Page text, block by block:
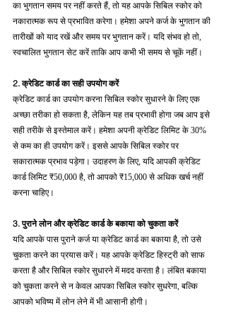
का भुगतान समय पर नहीं करते हैं, तो यह आपके सिबिल स्कोर को
नकारात्मक रूप से प्रभावित करेगा। हमेशा अपने कर्ज के भुगतान की
तारीखों को याद रखें और समय पर भुगतान करें। यदि संभव हो तो,
स्वचालित भुगतान सेट करें ताकि आप कभी भी समय से चूकें नहीं।
2. क्रेडिट कार्ड का सही उपयोग करें
क्रेडिट कार्ड का उपयोग करना सिबिल स्कोर सुधारने के लिए एक
अच्छा तरीका हो सकता है, लेकिन यह तब प्रभावी होगा जब आप इसे
सही तरीके से इस्तेमाल करें। हमेशा अपनी क्रेडिट लिमिट के 30%
से कम का ही उपयोग करें। इससे आपके सिबिल स्कोर पर
सकारात्मक प्रभाव पड़ेगा। उदाहरण के लिए, यदि आपकी क्रेडिट
कार्ड लिमिट ₹50,000 है, तो आपको ₹15,000 से अधिक खर्च नहीं
करना चाहिए।
3. पुराने लोन और क्रेडिट कार्ड के बकाया को चुकता करें
यदि आपके पास पुराने कर्ज या क्रेडिट कार्ड का बकाया है, तो उसे
चुकता करने का प्रयास करें। यह आपके क्रेडिट हिस्ट्री को साफ
करता है और सिबिल स्कोर सुधारने में मदद करता है। लंबित बकाया
को चुकता करने से न केवल आपका सिबिल स्कोर सुधरेगा, बल्कि
आपको भविष्य में लोन लेने में भी आसानी होगी।